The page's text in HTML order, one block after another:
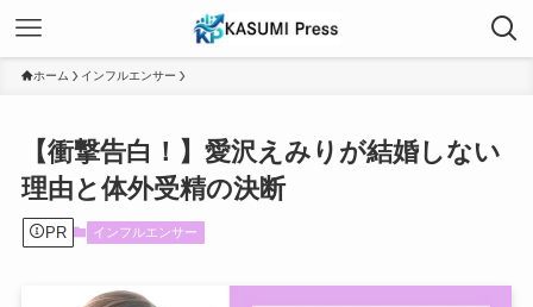
ホーム インフルエンサー
【衝撃告白！】愛沢えみりが結婚しない
理由と体外受精の決断
PR インフルエンサー